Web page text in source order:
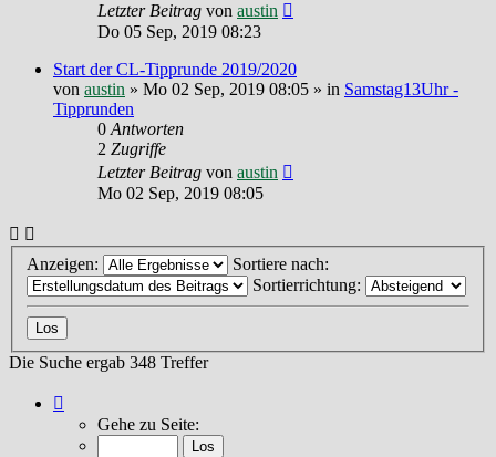
Letzter Beitrag von austin
Do 05 Sep, 2019 08:23
Start der CL-Tipprunde 2019/2020
von austin » Mo 02 Sep, 2019 08:05 » in Samstag13Uhr -
Tipprunden
0Antworten
2 Zugriffe
Letzter Beitrag von austin
Mo 02 Sep, 2019 08:05
Anzeigen:
Sortiere nach:
Sortierrichtung:
Die Suche ergab 348 Treffer
von
Gehe zu Seite: